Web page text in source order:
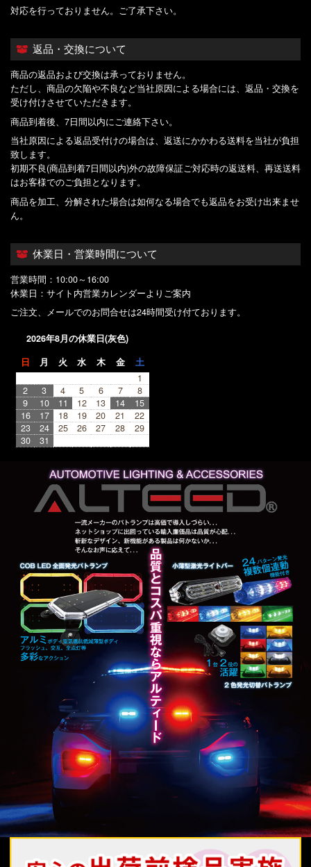
対応を行っておりません。ご了承下さい。
返品・交換について
商品の返品および交換は承っておりません。
ただし、商品の欠陥や不良など当社原因による場合には、返品・交換を
受け付けさせていただきます。
商品到着後、7日間以内にご連絡下さい。
当社原因による返品受付けの場合は、返送にかかわる送料を当社が負担
致します。
初期不良(商品到着7日間以内)外の故障保証ご対応時の返送料、再送送料
はお客様でのご負担となります。
商品を加工、分解された場合は如何なる場合でも返品をお受け出来ませ
ん。
休業日・営業時間について
営業時間：10:00～16:00
休業日：サイト内営業カレンダーよりご案内
ご注文、メールでのお問合せは24時間受け付ております。
2026年8月の休業日(灰色)
日 月 火 水 木 金 土
1
2
3 4 5 6 7
8
9
10 11 12 13 14
15
16
17 18 19 20 21
22
23
24 25 26 27 28
29
30
31